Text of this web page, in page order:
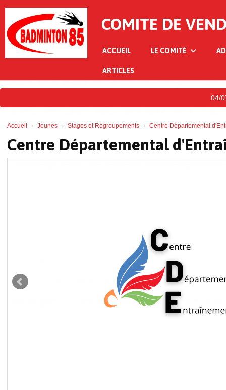
COMITE DE
ACCUEIL LE COMITÉ
ARTICLES
04/07/
Accueil Jeunes Stages et Regroupements Centre Départemental
Centre Départemental